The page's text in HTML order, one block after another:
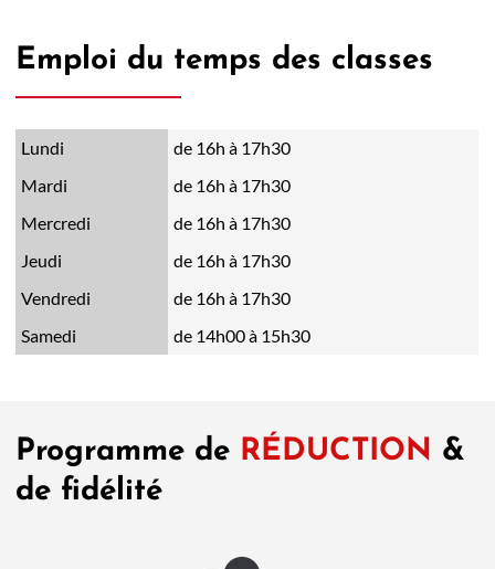
Emploi du temps des classes
Lundi
de 16h à 17h30
Mardi
de 16h à 17h30
Mercredi
de 16h à 17h30
Jeudi
de 16h à 17h30
Vendredi
de 16h à 17h30
Samedi
de 14h00 à 15h30
Programme de RÉDUCTION &
de fidélité